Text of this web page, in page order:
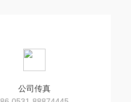
公司传真